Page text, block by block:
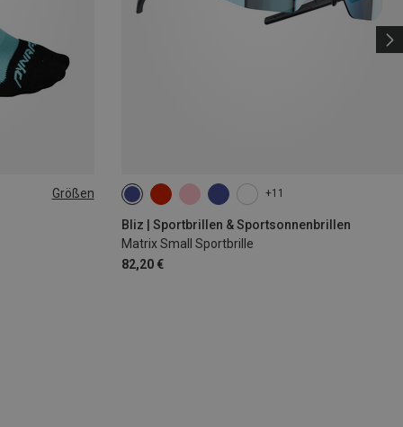
Größen +11
Bliz | Sportbrillen & Sportsonnenbrillen
Matrix Small Sportbrille
82,20 €